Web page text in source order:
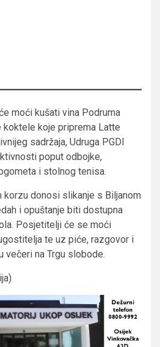
moći kušati vina Podruma
koktele koje priprema Latte
sadržaja, Udruga PGDI
poput odbojke,
i stolnog tenisa.
korzu donosi slikanje s Biljanom
i opuštanje biti dostupna
Posjetitelji će se moći
te uz piće, razgovor i
večeri na Trgu slobode.